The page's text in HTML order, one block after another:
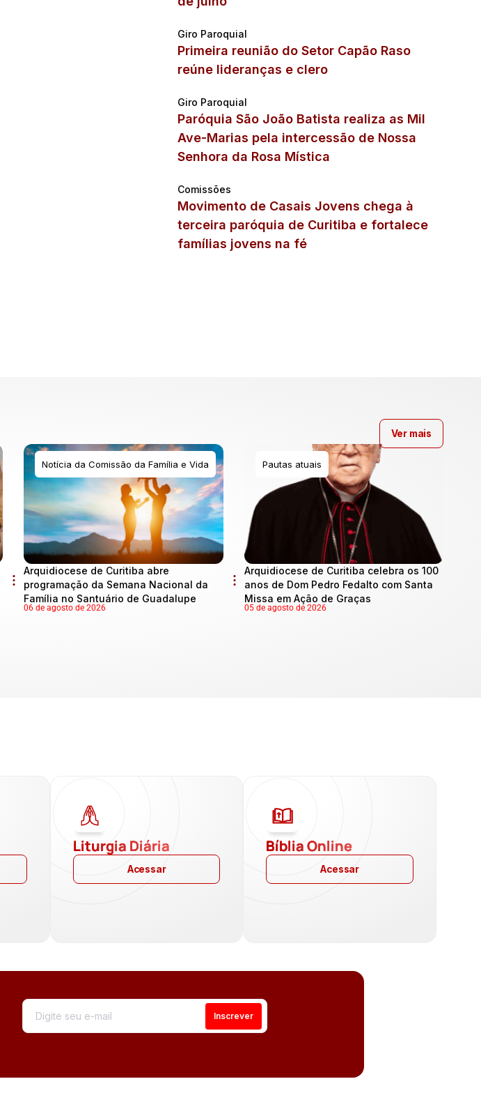
Giro Paroquial
Primeira reunião do Setor Capão Raso
reúne lideranças e clero
Giro Paroquial
Paróquia São João Batista realiza as Mil
Ave-Marias pela intercessão de Nossa
Senhora da Rosa Mística
Comissões
Movimento de Casais Jovens chega à
terceira paróquia de Curitiba e fortalece
famílias jovens na fé
Notícia da Comissão da Família e Vida
Arquidiocese de Curitiba abre
programação da Semana Nacional da
Família no Santuário de Guadalupe
06 de agosto de 2026
Pautas atuais
Arquidiocese de Curitiba celebra os 100
anos de Dom Pedro Fedalto com Santa
Missa em Ação de Graças
05 de agosto de 2026
Ver mais
Liturgia Diária
Acessar
Bíblia Online
Acessar